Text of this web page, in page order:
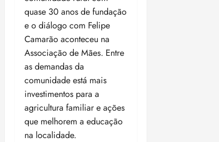
quase 30 anos de fundação
e o diálogo com Felipe
Camarão aconteceu na
Associação de Mães. Entre
as demandas da
comunidade está mais
investimentos para a
agricultura familiar e ações
que melhorem a educação
na localidade.